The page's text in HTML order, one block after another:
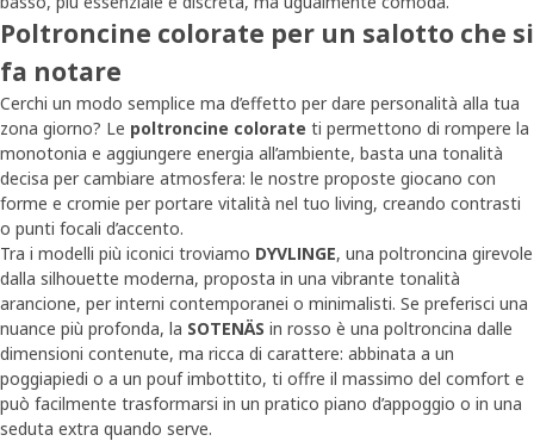
Poltroncine colorate per un salotto che si
fa notare
Cerchi un modo semplice ma d’effetto per dare personalità alla tua
zona giorno? Le poltroncine colorate ti permettono di rompere la
monotonia e aggiungere energia all’ambiente, basta una tonalità
decisa per cambiare atmosfera: le nostre proposte giocano con
forme e cromie per portare vitalità nel tuo living, creando contrasti
o punti focali d’accento.
Tra i modelli più iconici troviamo DYVLINGE, una poltroncina girevole
dalla silhouette moderna, proposta in una vibrante tonalità
arancione, per interni contemporanei o minimalisti. Se preferisci una
nuance più profonda, la SOTENÄS in rosso è una poltroncina dalle
dimensioni contenute, ma ricca di carattere: abbinata a un
poggiapiedi o a un pouf imbottito, ti offre il massimo del comfort e
può facilmente trasformarsi in un pratico piano d’appoggio o in una
seduta extra quando serve.